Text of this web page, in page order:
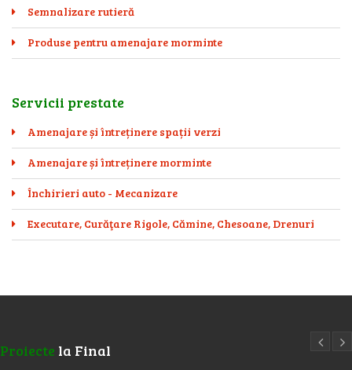
Semnalizare rutieră
Produse pentru amenajare morminte
Servicii prestate
Amenajare și întreținere spații verzi
Amenajare și întreținere morminte
Închirieri auto - Mecanizare
Executare, Curăţare Rigole, Cămine, Chesoane, Drenuri
Proiecte la Final